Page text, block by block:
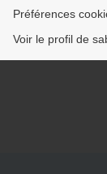
Préférences
Voir le profil de